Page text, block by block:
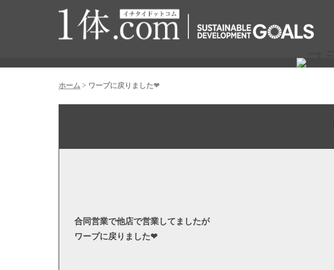
ホーム > ワープに戻りました❤︎
合同営業で他店で営業してましたが
ワープに戻りました❤︎